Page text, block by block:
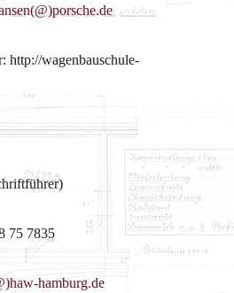
http://wagenbauschule-
75 7835
hamburg.de